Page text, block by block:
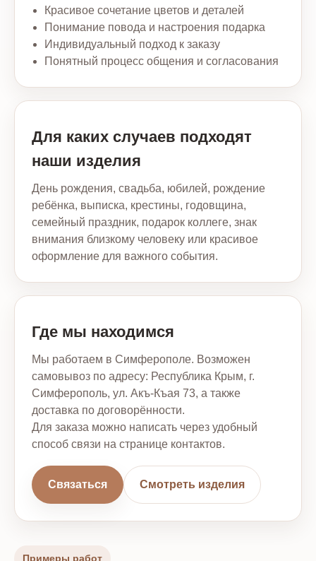
Красивое сочетание цветов и деталей
Понимание повода и настроения подарка
Индивидуальный подход к заказу
Понятный процесс общения и согласования
Для каких случаев подходят
наши изделия
День рождения, свадьба, юбилей, рождение
ребёнка, выписка, крестины, годовщина,
семейный праздник, подарок коллеге, знак
внимания близкому человеку или красивое
оформление для важного события.
Где мы находимся
Мы работаем в Симферополе. Возможен
самовывоз по адресу: Республика Крым, г.
Симферополь, ул. Акъ-Къая 73, а также
доставка по договорённости.
Для заказа можно написать через удобный
способ связи на странице контактов.
Связаться Смотреть изделия
Примеры работ